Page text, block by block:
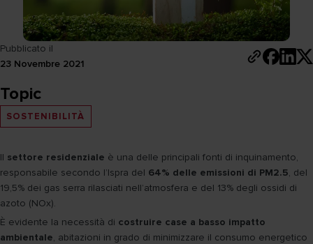
Pubblicato il
23 Novembre 2021
Topic
SOSTENIBILITÀ
Il settore residenziale è una delle principali fonti di inquinamento,
responsabile secondo l’Ispra del 64% delle emissioni di PM2.5, del
19,5% dei gas serra rilasciati nell’atmosfera e del 13% degli ossidi di
azoto (NOx).
È evidente la necessità di costruire case a basso impatto
ambientale, abitazioni in grado di minimizzare il consumo energetico